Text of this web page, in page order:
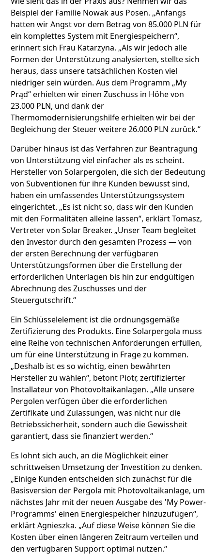
Beispiel der Familie Nowak aus Posen. „Anfangs
hatten wir Angst vor dem Betrag von 85.000 PLN für
ein komplettes System mit Energiespeichern“,
erinnert sich Frau Katarzyna. „Als wir jedoch alle
Formen der Unterstützung analysierten, stellte sich
heraus, dass unsere tatsächlichen Kosten viel
niedriger sein würden. Aus dem Programm „My
Prąd“ erhielten wir einen Zuschuss in Höhe von
23.000 PLN, und dank der
Thermomodernisierungshilfe erhielten wir bei der
Begleichung der Steuer weitere 26.000 PLN zurück.“
Darüber hinaus ist das Verfahren zur Beantragung
von Unterstützung viel einfacher als es scheint.
Hersteller von Solarpergolen, die sich der Bedeutung
von Subventionen für ihre Kunden bewusst sind,
haben ein umfassendes Unterstützungssystem
eingerichtet. „Es ist nicht so, dass wir den Kunden
mit den Formalitäten alleine lassen“, erklärt Tomasz,
Vertreter von Solar Breaker. „Unser Team begleitet
den Investor durch den gesamten Prozess — von
der ersten Berechnung der verfügbaren
Unterstützungsformen über die Erstellung der
erforderlichen Unterlagen bis hin zur endgültigen
Abrechnung des Zuschusses und der
Steuergutschrift.“
Ein Schlüsselelement ist die ordnungsgemäße
Zertifizierung des Produkts. Eine Solarpergola muss
eine Reihe von technischen Anforderungen erfüllen,
um für eine Unterstützung in Frage zu kommen.
„Deshalb ist es so wichtig, einen bewährten
Hersteller zu wählen“, betont Piotr, zertifizierter
Installateur von Photovoltaikanlagen. „Alle unsere
Pergolen verfügen über die erforderlichen
Zertifikate und Zulassungen, was nicht nur die
Betriebssicherheit, sondern auch die Gewissheit
garantiert, dass sie finanziert werden.“
Es lohnt sich auch, an die Möglichkeit einer
schrittweisen Umsetzung der Investition zu denken.
„Einige Kunden entscheiden sich zunächst für die
Basisversion der Pergola mit Photovoltaikanlage, um
nächstes Jahr mit der neuen Ausgabe des 'My Power-
Programms' einen Energiespeicher hinzuzufügen“,
erklärt Agnieszka. „Auf diese Weise können Sie die
Kosten über einen längeren Zeitraum verteilen und
den verfügbaren Support optimal nutzen.“